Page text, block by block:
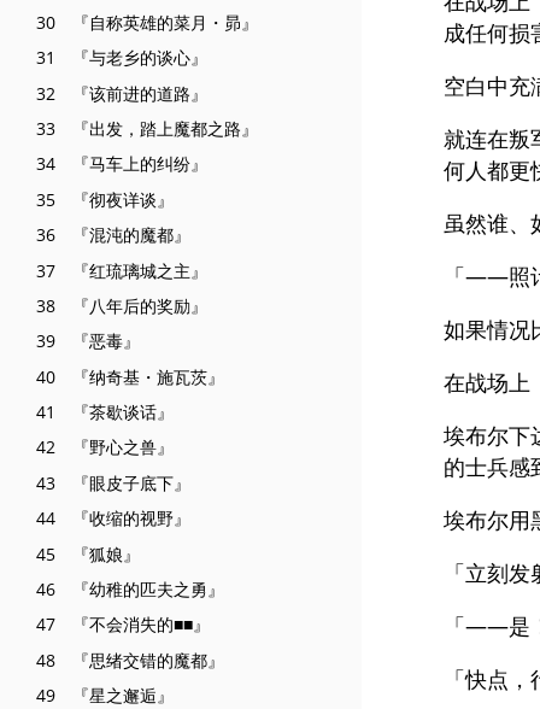
30 『自称英雄的菜月・昴』
31 『与老乡的谈心』
32 『该前进的道路』
33 『出发，踏上魔都之路』
34 『马车上的纠纷』
35 『彻夜详谈』
36 『混沌的魔都』
37 『红琉璃城之主』
38 『八年后的奖励』
39 『恶毒』
40 『纳奇基・施瓦茨』
41 『茶歇谈话』
42 『野心之兽』
43 『眼皮子底下』
44 『收缩的视野』
45 『狐娘』
46 『幼稚的匹夫之勇』
47 『不会消失的■■』
48 『思绪交错的魔都』
49 『星之邂逅』
成任何损
空白中充
就连在叛
何人都更
虽然谁
「——照
如果情况
在战场上
埃布尔下
的士兵感
埃布尔用
「立刻
「——是
「快点